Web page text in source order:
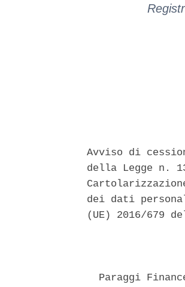
Avviso di
della Legge n.
dei dati
(UE) 2016/679
Paraggi